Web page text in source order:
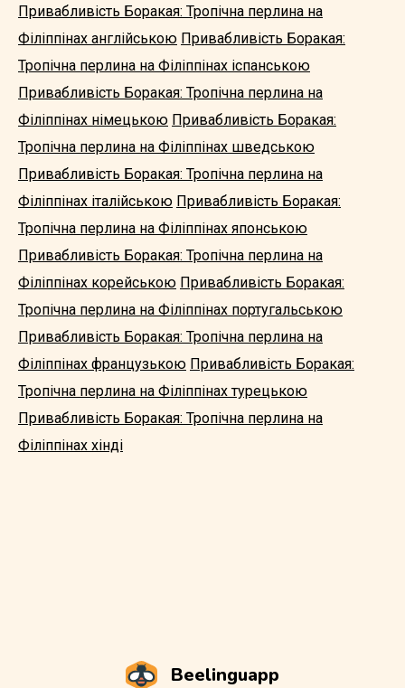
Привабливість Боракая: Тропічна перлина на
Філіппінах англійською Привабливість Боракая:
Тропічна перлина на Філіппінах іспанською
Привабливість Боракая: Тропічна перлина на
Філіппінах німецькою Привабливість Боракая:
Тропічна перлина на Філіппінах шведською
Привабливість Боракая: Тропічна перлина на
Філіппінах італійською Привабливість Боракая:
Тропічна перлина на Філіппінах японською
Привабливість Боракая: Тропічна перлина на
Філіппінах корейською Привабливість Боракая:
Тропічна перлина на Філіппінах португальською
Привабливість Боракая: Тропічна перлина на
Філіппінах французькою Привабливість Боракая:
Тропічна перлина на Філіппінах турецькою
Привабливість Боракая: Тропічна перлина на
Філіппінах хінді
Beelinguapp